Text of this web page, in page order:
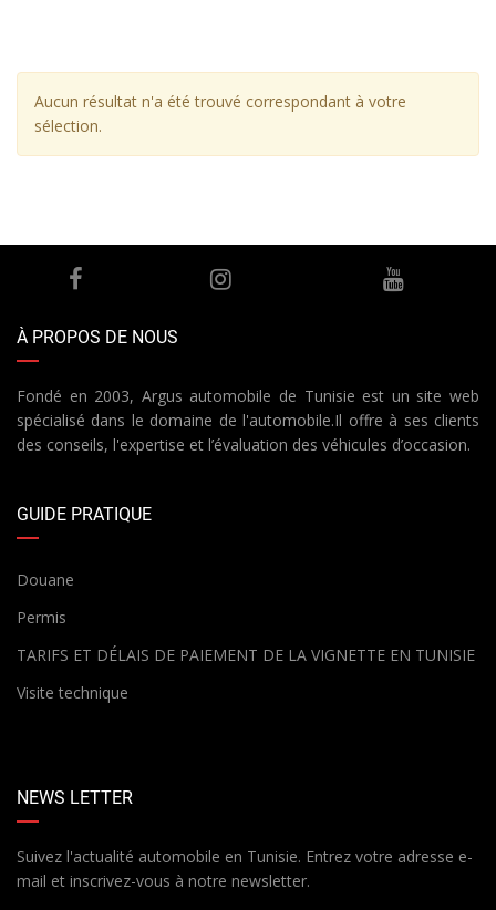
Aucun résultat n'a été trouvé correspondant à votre
sélection.
À PROPOS DE NOUS
Fondé en 2003, Argus automobile de Tunisie est un site web
spécialisé dans le domaine de l'automobile.Il offre à ses clients
des conseils, l'expertise et l’évaluation des véhicules d’occasion.
GUIDE PRATIQUE
Douane
Permis
TARIFS ET DÉLAIS DE PAIEMENT DE LA VIGNETTE EN TUNISIE
Visite technique
NEWS LETTER
Suivez l'actualité automobile en Tunisie. Entrez votre adresse e-
mail et inscrivez-vous à notre newsletter.